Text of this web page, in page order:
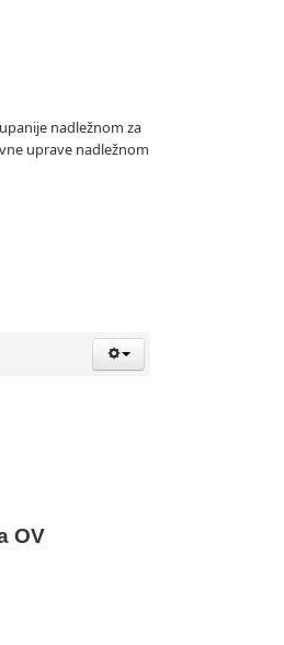
nadležnom za
uprave nadležnom
OV